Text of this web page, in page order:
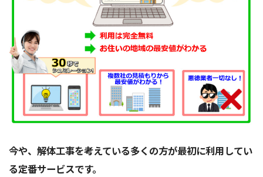
今や、解体工事を考えている多くの方が最初に利用してい
る定番サービスです。